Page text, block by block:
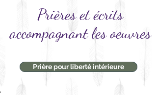
Prières et écrits
accompagnant les oeuvres
Prière pour liberté intérieure